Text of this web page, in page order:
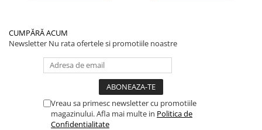
CUMPĂRĂ ACUM
Newsletter Nu rata ofertele si promotiile noastre
Vreau sa primesc newsletter cu promotiile
magazinului. Afla mai multe in Politica de
Confidentialitate